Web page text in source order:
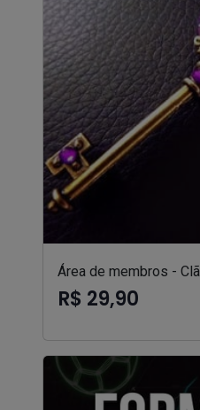
Área de membros - Clã
R$ 29,90